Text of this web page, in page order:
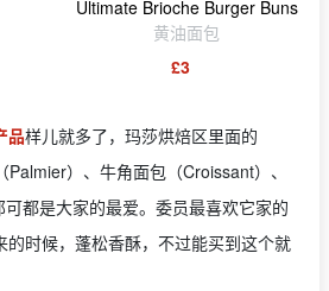
Ultimate Brioche Burger Buns
黄油面包
£3
品样儿就多了，玛莎烘焙区里面的
）、牛角面包（Croissant）、
都是大家的最爱。委员最喜欢它家的
的时候，蓬松香酥，不过能买到这个就